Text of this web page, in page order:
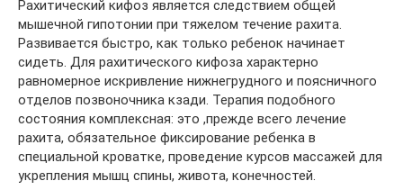
Рахитический кифоз является следствием общей
мышечной гипотонии при тяжелом течение рахита.
Развивается быстро, как только ребенок начинает
сидеть. Для рахитического кифоза характерно
равномерное искривление нижнегрудного и поясничного
отделов позвоночника кзади. Терапия подобного
состояния комплексная: это ,прежде всего лечение
рахита, обязательное фиксирование ребенка в
специальной кроватке, проведение курсов массажей для
укрепления мышц спины, живота, конечностей.